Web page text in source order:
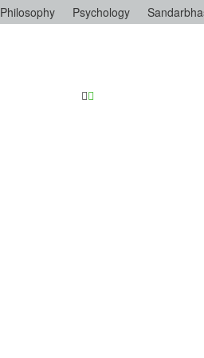
Philosophy Psychology